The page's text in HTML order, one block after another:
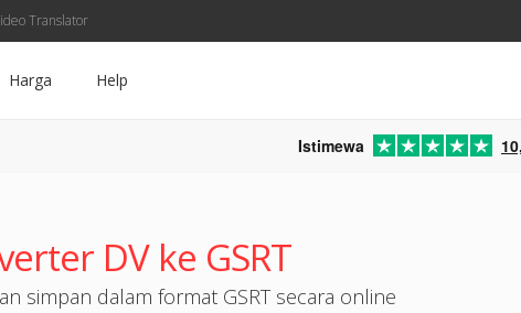
Translator
Harga Help
Istimewa
DV ke GSRT
simpan dalam format GSRT secara online